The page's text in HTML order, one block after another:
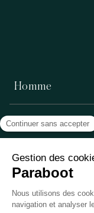
Homme
Femme
Service client
Paraboot